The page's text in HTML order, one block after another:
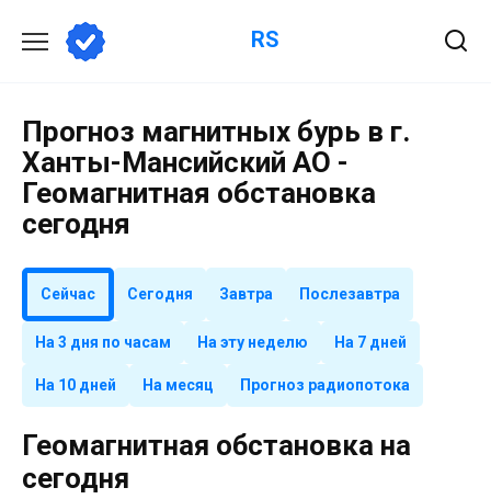
содержанию
RS
Прогноз магнитных бурь в г.
Ханты-Мансийский АО -
Геомагнитная обстановка
сегодня
Сейчас Сегодня Завтра Послезавтра
На 3 дня по часам На эту неделю На 7 дней
На 10 дней На месяц Прогноз радиопотока
Геомагнитная обстановка на
сегодня